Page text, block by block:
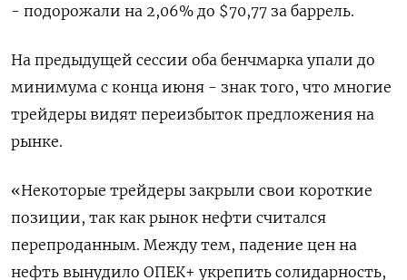
- подорожали на 2,06% до $70,77 за баррель.
На предыдущей сессии оба бенчмарка упали до
минимума с конца июня - знак того, что многие
трейдеры видят переизбыток предложения на
рынке.
«Некоторые трейдеры закрыли свои короткие
позиции, так как рынок нефти считался
перепроданным. Между тем, падение цен на
нефть вынудило ОПЕК+ укрепить солидарность,